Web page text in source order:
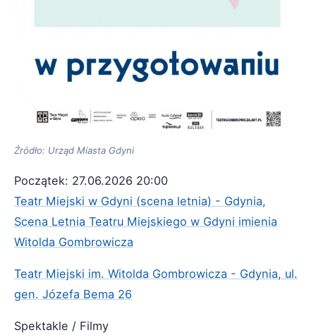
Źródło: Urząd Miasta Gdyni
Początek: 27.06.2026 20:00
Teatr Miejski w Gdyni (scena letnia) - Gdynia,
Scena Letnia Teatru Miejskiego w Gdyni imienia
Witolda Gombrowicza
Teatr Miejski im. Witolda Gombrowicza - Gdynia, ul.
gen. Józefa Bema 26
Spektakle / Filmy